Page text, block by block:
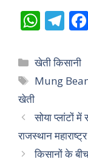
W
at
s
p
p
T
e
gr
m
Categories
खेती किसानी
Tags
Mung
खेती
सोया प्लांटों
राजस्थान
किसानों के